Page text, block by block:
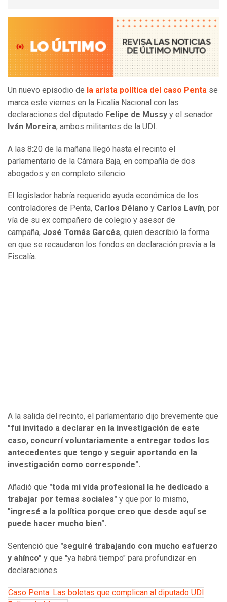
Un nuevo episodio de la arista política del caso Penta se
marca este viernes en la Ficalía Nacional con las
declaraciones del diputado Felipe de Mussy y el senador
Iván Moreira, ambos militantes de la UDI.
A las 8:20 de la mañana llegó hasta el recinto el
parlamentario de la Cámara Baja, en compañía de dos
abogados y en completo silencio.
El legislador habría requerido ayuda económica de los
controladores de Penta, Carlos Délano y Carlos Lavín, por
vía de su ex compañero de colegio y asesor de
campaña, José Tomás Garcés, quien describió la forma
en que se recaudaron los fondos en declaración previa a la
Fiscalía.
A la salida del recinto, el parlamentario dijo brevemente que
"fui invitado a declarar en la investigación de este
caso, concurrí voluntariamente a entregar todos los
antecedentes que tengo y seguir aportando en la
investigación como corresponde".
Añadió que "toda mi vida profesional la he dedicado a
trabajar por temas sociales" y que por lo mismo,
"ingresé a la política porque creo que desde aquí se
puede hacer mucho bien".
Sentenció que "seguiré trabajando con mucho esfuerzo
y ahínco" y que "ya habrá tiempo" para profundizar en
declaraciones.
Caso Penta: Las boletas que complican al diputado UDI